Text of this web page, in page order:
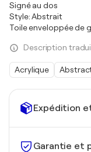
Expédition
Garantie et
Signé au dos
Style: Abstrait
Toile enveloppée de
Description
Acrylique